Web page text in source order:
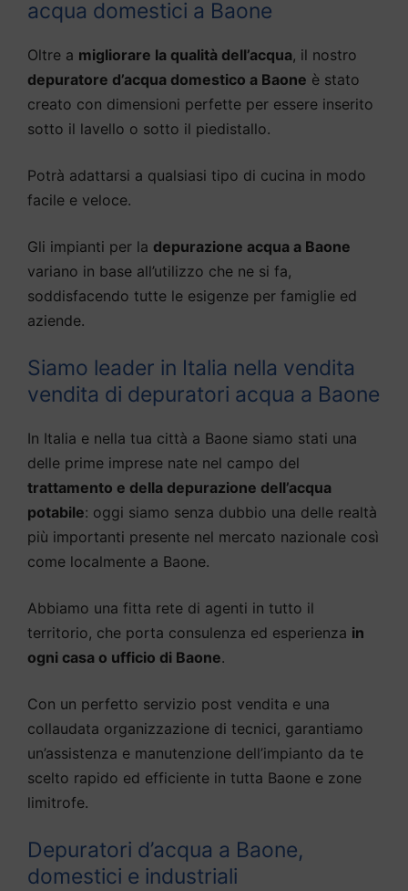
acqua domestici a Baone
Oltre a migliorare la qualità dell’acqua, il nostro
depuratore d’acqua domestico a Baone è stato
creato con dimensioni perfette per essere inserito
sotto il lavello o sotto il piedistallo.
Potrà adattarsi a qualsiasi tipo di cucina in modo
facile e veloce.
Gli impianti per la depurazione acqua a Baone
variano in base all’utilizzo che ne si fa,
soddisfacendo tutte le esigenze per famiglie ed
aziende.
Siamo leader in Italia nella vendita
vendita di depuratori acqua a Baone
In Italia e nella tua città a Baone siamo stati una
delle prime imprese nate nel campo del
trattamento e della depurazione dell’acqua
potabile: oggi siamo senza dubbio una delle realtà
più importanti presente nel mercato nazionale così
come localmente a Baone.
Abbiamo una fitta rete di agenti in tutto il
territorio, che porta consulenza ed esperienza in
ogni casa o ufficio di Baone.
Con un perfetto servizio post vendita e una
collaudata organizzazione di tecnici, garantiamo
un’assistenza e manutenzione dell’impianto da te
scelto rapido ed efficiente in tutta Baone e zone
limitrofe.
Depuratori d’acqua a Baone,
domestici e industriali